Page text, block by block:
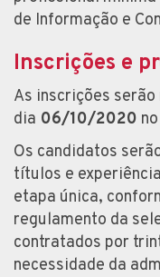
de Informação e
Inscrições e
As inscrições
dia 06/10/2020
Os candidatos
títulos e
etapa única,
regulamento da
contratados por
necessidade da